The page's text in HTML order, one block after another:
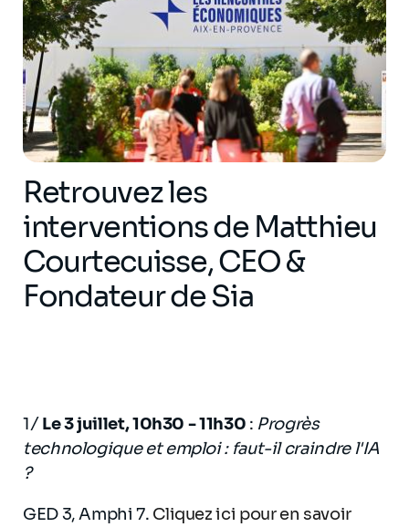
Retrouvez les
interventions de Matthieu
Courtecuisse, CEO &
Fondateur de Sia
1/Le 3 juillet, 10h30 - 11h30 : Progrès
technologique et emploi : faut-il craindre l'IA
?
GED 3, Amphi 7. Cliquez ici pour en savoir